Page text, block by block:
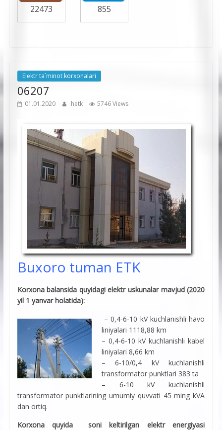
22473 855
Elektr ta`minot korxonalari
06207
01.01.2020 hetk 5746 Views
Buxoro tuman ETK
Korxona balansida quyidagi elektr uskunalar mavjud (2020
yil 1 yanvar holatida):
– 0,4-6-10 kV kuchlanishli havo
liniyalari 1118,88 km
– 0,4-6-10 kV kuchlanishli kabel
liniyalari 8,66 km
– 6-10/0,4 kV kuchlanishli
transformator punktlari 383 ta
– 6-10 kV kuchlanishli
transformator punktlarining umumiy quvvati 45 ming kVA
dan ortiq.
Korxona quyida soni keltirilgan elektr energiyasi